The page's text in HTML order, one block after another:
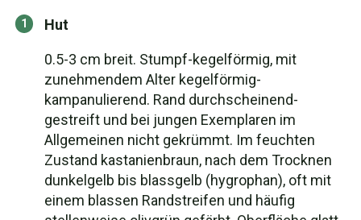
Hut
0.5-3 cm breit. Stumpf-kegelförmig, mit
zunehmendem Alter kegelförmig-
kampanulierend. Rand durchscheinend-
gestreift und bei jungen Exemplaren im
Allgemeinen nicht gekrümmt. Im feuchten
Zustand kastanienbraun, nach dem Trocknen
dunkelgelb bis blassgelb (hygrophan), oft mit
einem blassen Randstreifen und häufig